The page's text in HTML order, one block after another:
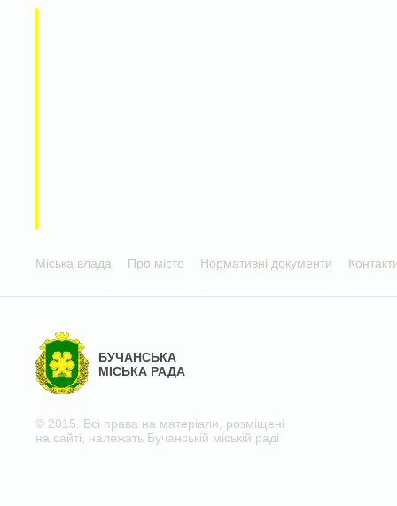
Міська влада Про місто Нормативні документи
БУЧАНСЬКА
МІСЬКА РАДА
© 2015. Всі права на матеріали, розміщені
на сайті, належать Бучанській міській раді